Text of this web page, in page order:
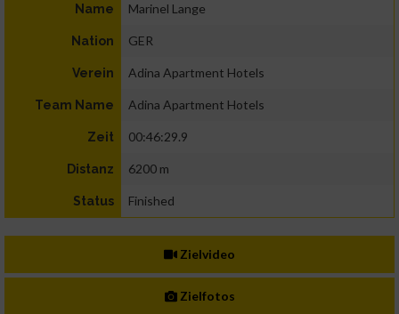
Name Marinel Lange
Nation GER
Verein Adina Apartment Hotels
Team Name Adina Apartment Hotels
Zeit 00:46:29.9
Distanz 6200 m
Status Finished
Zielvideo
Zielfotos